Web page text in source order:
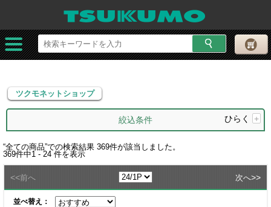
ツクモネットショップ
ツクモネットショップ
絞込条件 ひらく +
“全ての商品”での検索結果 369件が該当しました。
369件中1 - 24 件を表示
<<前へ 次へ>>
並べ替え：